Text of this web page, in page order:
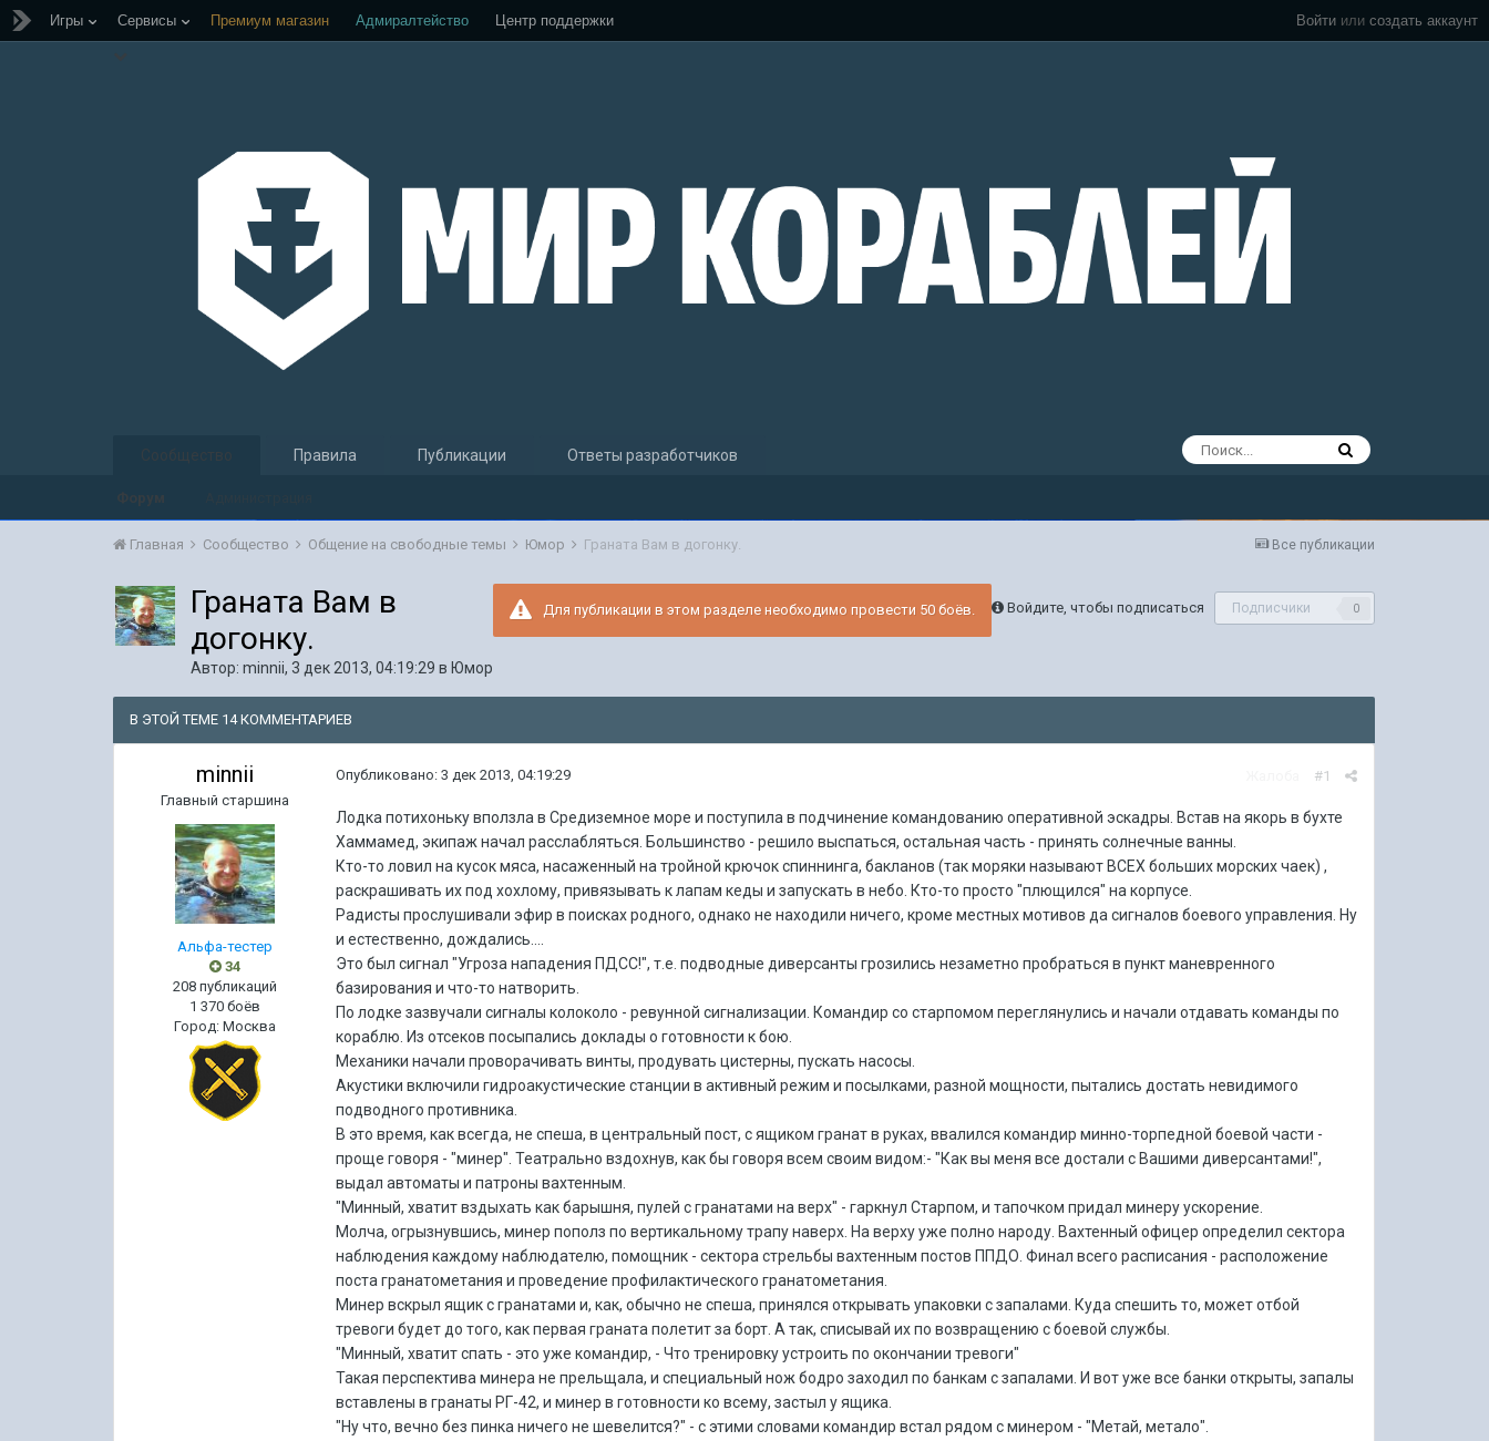
Войти или создать аккаунт
Игры Сервисы Премиум магазин Адмиралтейство Центр поддержки
Сообщество
Форум
Правила Публикации Ответы разработчиков
Все публикации
Главная Сообщество Общение на свободные темы Юмор Граната Вам в догонку.
Войдите, чтобы подписаться Подписчики 0
Для публикации в этом разделе необходимо провести 50 боёв.
Граната Вам в
догонку.
Автор:minnii,3 дек 2013, 04:19:29 в Юмор
В ЭТОЙ ТЕМЕ 14 КОММЕНТАРИЕВ
minnii
Главный старшина
Альфа-тестер
34
208 публикаций
1 370 боёв
Город:Москва
#1
Опубликовано:3 дек 2013, 04:19:29
Лодка потихоньку вползла в Средиземное море и поступила в подчинение командованию оперативной эскадры. Встав на якорь в бухте
Хаммамед, экипаж начал расслабляться. Большинство - решило выспаться, остальная часть - принять солнечные ванны.
Кто-то ловил на кусок мяса, насаженный на тройной крючок спиннинга, бакланов (так моряки называют ВСЕХ больших морских чаек) ,
раскрашивать их под хохлому, привязывать к лапам кеды и запускать в небо. Кто-то просто "плющился" на корпусе.
Радисты прослушивали эфир в поисках родного, однако не находили ничего, кроме местных мотивов да сигналов боевого управления. Ну
и естественно, дождались....
Это был сигнал "Угроза нападения ПДСС!", т.е. подводные диверсанты грозились незаметно пробраться в пункт маневренного
базирования и что-то натворить.
По лодке зазвучали сигналы колоколо - ревунной сигнализации. Командир со старпомом переглянулись и начали отдавать команды по
кораблю. Из отсеков посыпались доклады о готовности к бою.
Механики начали проворачивать винты, продувать цистерны, пускать насосы.
Акустики включили гидроакустические станции в активный режим и посылками, разной мощности, пытались достать невидимого
подводного противника.
В это время, как всегда, не спеша, в центральный пост, с ящиком гранат в руках, ввалился командир минно-торпедной боевой части -
проще говоря - "минер". Театрально вздохнув, как бы говоря всем своим видом:- "Как вы меня все достали с Вашими диверсантами!",
выдал автоматы и патроны вахтенным.
"Минный, хватит вздыхать как барышня, пулей с гранатами на верх" - гаркнул Старпом, и тапочком придал минеру ускорение.
Молча, огрызнувшись, минер пополз по вертикальному трапу наверх. На верху уже полно народу. Вахтенный офицер определил сектора
наблюдения каждому наблюдателю, помощник - сектора стрельбы вахтенным постов ППДО. Финал всего расписания - расположение
поста гранатометания и проведение профилактического гранатометания.
Минер вскрыл ящик с гранатами и, как, обычно не спеша, принялся открывать упаковки с запалами. Куда спешить то, может отбой
тревоги будет до того, как первая граната полетит за борт. А так, списывай их по возвращению с боевой службы.
"Минный, хватит спать - это уже командир, - Что тренировку устроить по окончании тревоги"
Такая перспектива минера не прельщала, и специальный нож бодро заходил по банкам с запалами. И вот уже все банки открыты, запалы
вставлены в гранаты РГ-42, и минер в готовности ко всему, застыл у ящика.
"Ну что, вечно без пинка ничего не шевелится?" - с этими словами командир встал рядом с минером - "Метай, метало".